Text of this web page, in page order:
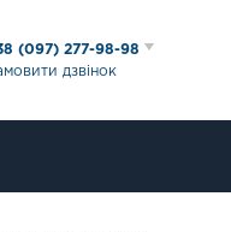
(097) 277-98-98
дзвінок